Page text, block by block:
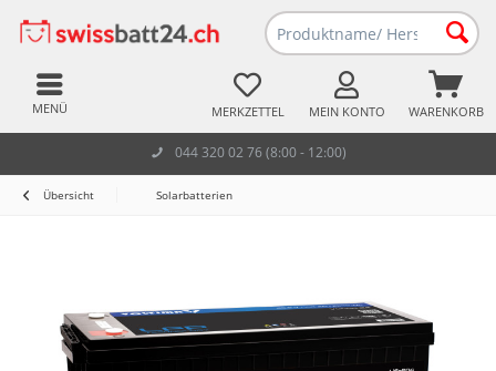
044 320 02 76 (8:00 - 12:00)
WARENKORB
MERKZETTEL MEIN KONTO
MENÜ
Übersicht Solarbatterien